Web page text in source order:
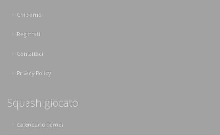
Chi siamo
Registrati
Contattaci
Privacy Policy
Squash giocato
Calendario Tornei